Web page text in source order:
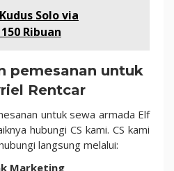
Solo via
Ribuan
pemesanan untuk
Rentcar
untuk sewa armada Elf
hubungi CS kami. CS kami
langsung melalui:
Marketing